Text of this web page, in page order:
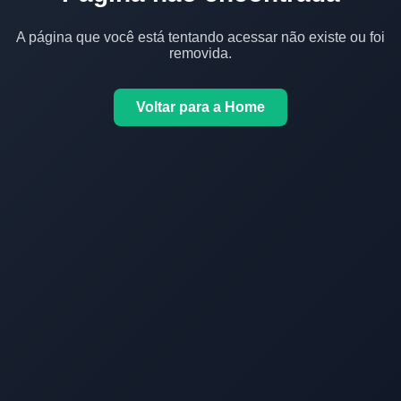
A página que você está tentando acessar não existe ou foi
removida.
Voltar para a Home